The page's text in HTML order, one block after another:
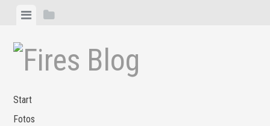
Zum
springen
MenüSeitenleiste
Start
Fotos